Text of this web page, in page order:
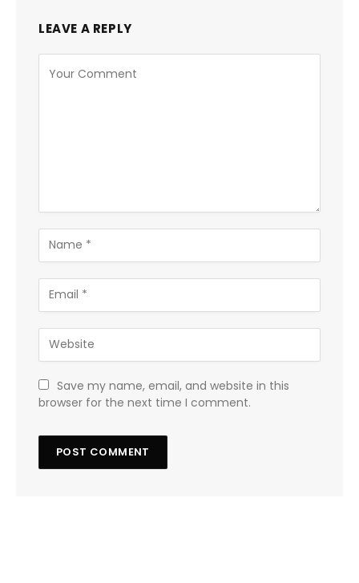
LEAVE A REPLY
Save my name, email, and website in this
browser for the next time I comment.